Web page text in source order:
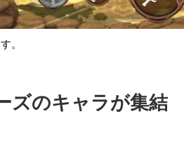
。
ズのキャラが集結